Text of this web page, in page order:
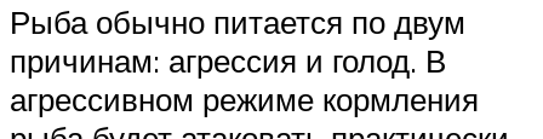
Рыба обычно питается по двум
причинам: агрессия и голод. В
агрессивном режиме кормления